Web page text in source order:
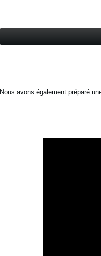
Nous avons également préparé